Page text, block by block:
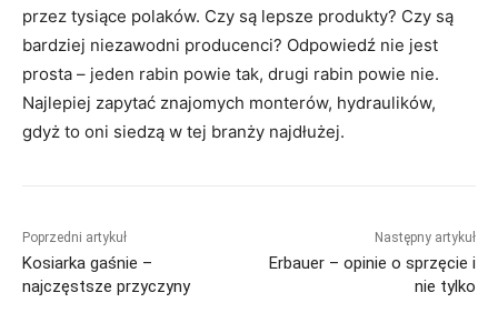
przez tysiące polaków. Czy są lepsze produkty? Czy są
bardziej niezawodni producenci? Odpowiedź nie jest
prosta – jeden rabin powie tak, drugi rabin powie nie.
Najlepiej zapytać znajomych monterów, hydraulików,
gdyż to oni siedzą w tej branży najdłużej.
Poprzedni artykuł
Kosiarka gaśnie –
najczęstsze przyczyny
Następny artykuł
Erbauer – opinie o sprzęcie i
nie tylko